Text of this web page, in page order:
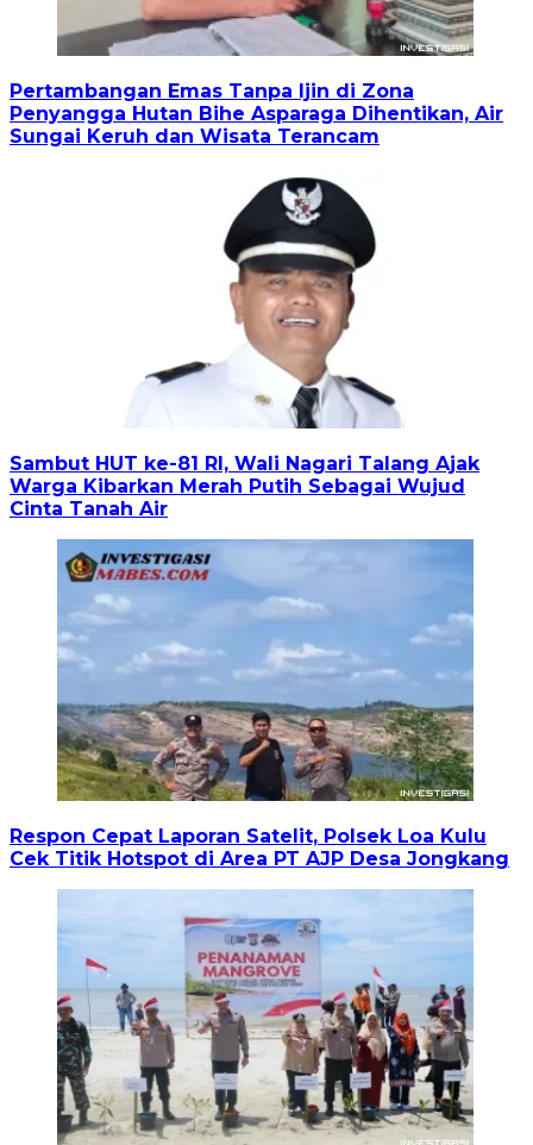
Pertambangan Emas Tanpa Ijin di Zona
Penyangga Hutan Bihe Asparaga Dihentikan, Air
Sungai Keruh dan Wisata Terancam
Sambut HUT ke-81 RI, Wali Nagari Talang Ajak
Warga Kibarkan Merah Putih Sebagai Wujud
Cinta Tanah Air
Respon Cepat Laporan Satelit, Polsek Loa Kulu
Cek Titik Hotspot di Area PT AJP Desa Jongkang